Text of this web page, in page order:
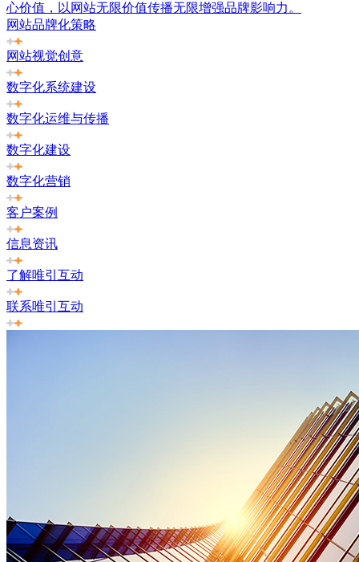
心价值，以网站无限价值传播无限增强品牌影响力。
网站品牌化策略
网站视觉创意
数字化系统建设
数字化运维与传播
数字化建设
数字化营销
客户案例
信息资讯
了解唯引互动
联系唯引互动